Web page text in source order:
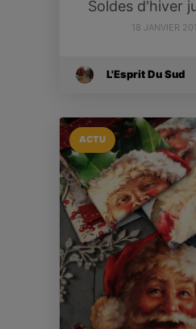
Soldes d'hiver
18 JANVIER
L'Esprit Du Sud
ACTU